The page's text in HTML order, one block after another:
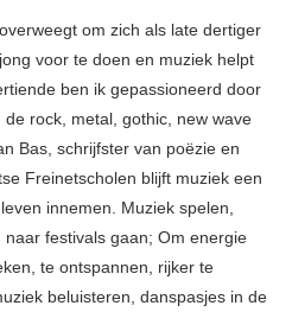
om zich als late dertiger
voor te doen en muziek helpt
ben ik gepassioneerd door
rock, metal, gothic, new wave
Bas, schrijfster van poëzie en
Freinetscholen blijft muziek een
innemen. Muziek spelen,
festivals gaan; Om energie
te ontspannen, rijker te
beluisteren, danspasjes in de